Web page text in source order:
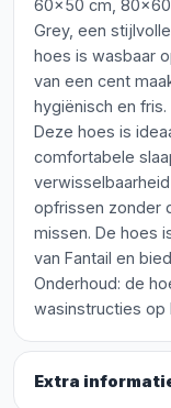
60x50 cm, 80x60
Grey, een
hoes is wasbaar
van een cent
hygiënisch en fris.
Deze hoes is
comfortabele
opfrissen zonder
missen. De hoes
van Fantail en
Onderhoud: de
wasinstructies op
Extra